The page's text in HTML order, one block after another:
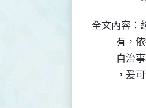
全文內容：
，